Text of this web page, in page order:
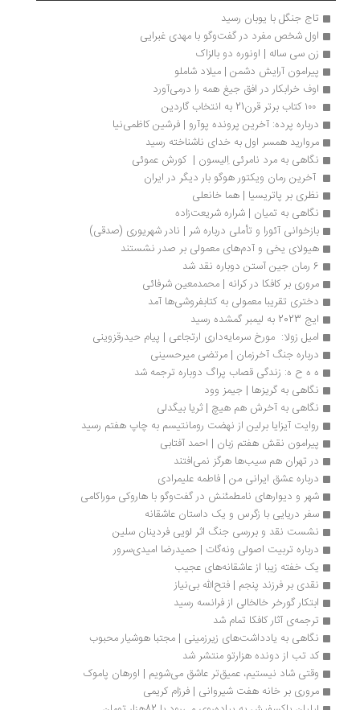
تاج جنگل با یوبان رسید
اول شخص مفرد در گفت‌وگو با مهدی غبرایی
زن سی ساله | اونوره دو بالزاک
پیرامون آرایش دشمن | میلاد شاملو
اوف خرابکار در افق جیغ همه را درمی‌آورد
درباره پرده: آخرین پرونده پوآرو | فرشین کاظمی‌نیا
مروارید همسر اول به خدای ناشناخته رسید
نگاهی به مرد نامرئی اِلیسون |  کورش عموئی
آخرین رمان ویکتور هوگو بار دیگر در ایران
نظری بر پاتریسیا | هما خانعلی
نگاهی به تمیان | شراره شریعت‌زاده
بازخوانی آئورا و تأملی درباره شر | نادر شهریوری (صدقی)
هیولای یخی و آدم‌های معمولی بر صدر نشستند
مروری بر کافکا در کرانه | محمدمعین شرفائی
دختری تقریبا معمولی به کتابفروشی‌ها آمد
امیل زولا:  مورخ سرمایه‌داری ارتجاعی | پیام حیدرقزوینی
درباره جنگ آخرزمان | مرتضی میرحسینی
ه ه ح ه: زندگی قصاب پراگ دوباره ترجمه شد
نگاهی به گریزها | جیمز وود
نگاهی به آخرش هم هیچ | ثریا بیگدلی
روایت آیزایا برلین از نهضت رومانتیسم به چاپ هفتم رسید
پیرامون نقش هفتم زبان | احمد آفتابی
در تهران هم سیب‌ها هرگز نمی‌افتند
درباره عشق ایرانی من | فاطمه علیمرادی
شهر و دیوارهای نامطمئنش در گفت‌وگو با هاروکی موراکامی
سفر دریایی با زگرس و یک داستان عاشقانه
نشست نقد و بررسی جنگ اثر لویی فردینان سلین
درباره تربیت اصولی ونه‌گات | حمیدرضا امیدی‌سرور
یک خفته زیبا از عاشقانه‌های عجیب
نقدی بر فرزند پنجم | فتح‌الله بی‌نیاز
ابتکار گورخر خالخالی از فرانسه رسید
ترجمه‌‌ی آثار کافکا تمام شد
نگاهی به یادداشت‌های زیرزمینی | مجتبا هوشیار محبوب
کد تب از دونده‌ هزارتو منتشر شد
وقتی شاد نیستیم، عمیق‌تر عاشق می‌شویم | اورهان پاموک
مروری بر خانه هفت شیروانی | فرزام کریمی